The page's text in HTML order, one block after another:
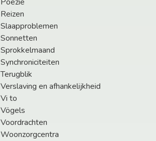
Reizen
Slaapproblemen
Sonnetten
Sprokkelmaand
Synchroniciteiten
Terugblik
Verslaving en afhankelijkheid
Vi to
Vögels
Voordrachten
Woonzorgcentra